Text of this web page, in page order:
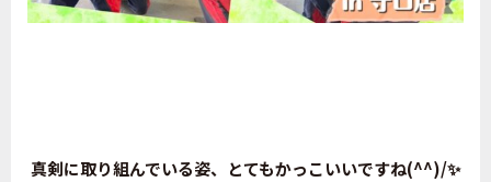
真剣に取り組んでいる姿、とてもかっこいいですね(^^)/✨